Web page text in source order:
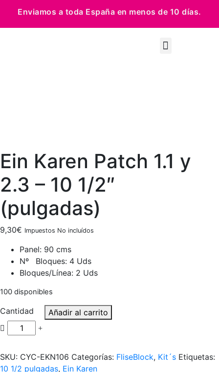
Enviamos a toda España en menos de 10 días.
Ein Karen Patch 1.1 y
2.3 – 10 1/2″
(pulgadas)
9,30€ Impuestos No incluídos
Panel: 90 cms
Nº Bloques: 4 Uds
Bloques/Línea: 2 Uds
100 disponibles
Cantidad Añadir al carrito
SKU: CYC-EKN106 Categorías: FliseBlock, Kit´s Etiquetas:
10 1/2 pulgadas, Ein Karen